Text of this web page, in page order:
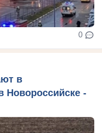
0
в
Новороссийске -